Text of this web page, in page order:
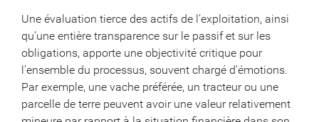
Une évaluation tierce des actifs de l’exploitation, ainsi
qu’une entière transparence sur le passif et sur les
obligations, apporte une objectivité critique pour
l’ensemble du processus, souvent chargé d’émotions.
Par exemple, une vache préférée, un tracteur ou une
parcelle de terre peuvent avoir une valeur relativement